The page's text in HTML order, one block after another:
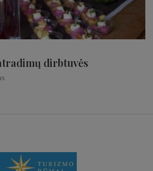
dirbtuvės